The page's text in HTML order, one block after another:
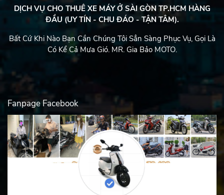
DỊCH VỤ CHO THUÊ XE MÁY Ở SÀI GÒN TP.HCM HÀNG
ĐẦU (UY TÍN - CHU ĐÁO - TẬN TÂM).
Bất Cứ Khi Nào Bạn Cần Chúng Tôi Sẳn Sàng Phục Vụ, Gọi Là
Có Kể Cả Mưa Gió. MR. Gia Bảo MOTO.
Fanpage Facebook